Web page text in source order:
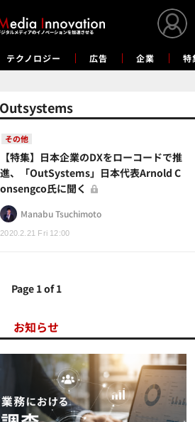
テクノロジー 広告 企業 特
Outsystems
その他
2020.2.21 Fri 12:00
【特集】日本企業のDXをローコードで推
進、「OutSystems」日本代表Arnold C
onsengco氏に聞く
Manabu Tsuchimoto
Page 1 of 1
お知らせ